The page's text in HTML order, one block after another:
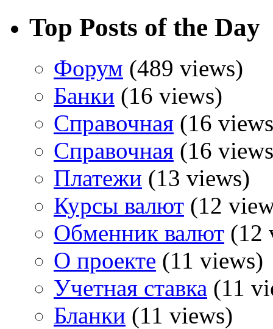
Top Posts of the Day
Форум (489 views)
Банки (16 views)
Справочная (16
Справочная (16
Платежи (13 views)
Курсы валют (12
Обменник валют (12
О проекте (11 views)
Учетная ставка (11
Бланки (11 views)